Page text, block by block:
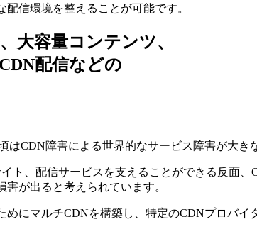
信環境を整えることが可能です。
大容量コンテンツ、
配信などの
はCDN障害による世界的なサービス障害が⼤き
ト、配信サービスを⽀えることができる反⾯
が出ると考えられています。
にマルチCDNを構築し、特定のCDNプロバイ